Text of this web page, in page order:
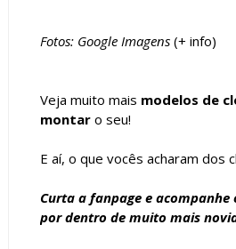
Fotos: Google Imagens(+ info)
Veja muito mais modelos de
montaro seu!
E aí, o que vocês acharam dos
Curta a fanpagee acompanhe
por dentro de muito mais